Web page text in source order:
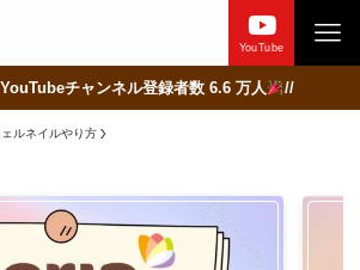
YouTube
YouTubeチャンネル登録者数 6.6 万人 //
ェルネイルやり方